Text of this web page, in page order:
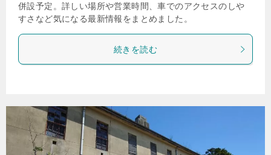
併設予定。詳しい場所や営業時間、車でのアクセスのしや
すさなど気になる最新情報をまとめました。
続きを読む